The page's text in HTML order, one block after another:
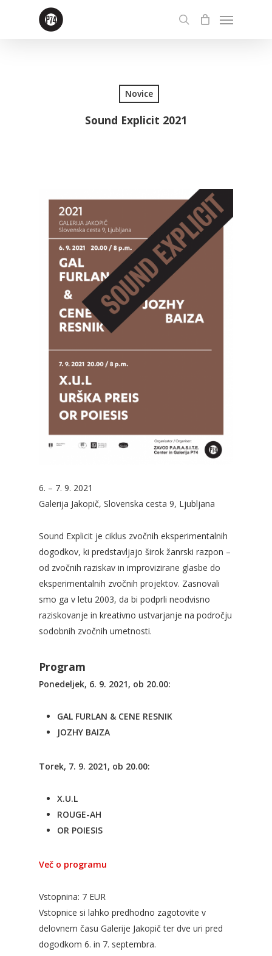
search
Menu
Novice
Sound Explicit 2021
6. – 7. 9. 2021
Galerija Jakopič, Slovenska cesta 9, Ljubljana
Sound Explicit je ciklus zvočnih eksperimentalnih
dogodkov, ki predstavljajo širok žanrski razpon –
od zvočnih raziskav in improvizirane glasbe do
eksperimentalnih zvočnih projektov. Zasnovali
smo ga v letu 2003, da bi podprli neodvisno
raziskovanje in kreativno ustvarjanje na področju
sodobnih zvočnih umetnosti.
Program
Ponedeljek, 6. 9. 2021, ob 20.00:
GAL FURLAN & CENE RESNIK
JOZHY BAIZA
Torek, 7. 9. 2021, ob 20.00:
X.U.L
ROUGE-AH
OR POIESIS
Več o programu
Vstopnina: 7 EUR
Vstopnice si lahko predhodno zagotovite v
delovnem času Galerije Jakopič ter dve uri pred
dogodkom 6. in 7. septembra.